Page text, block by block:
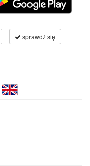
sprawdź się